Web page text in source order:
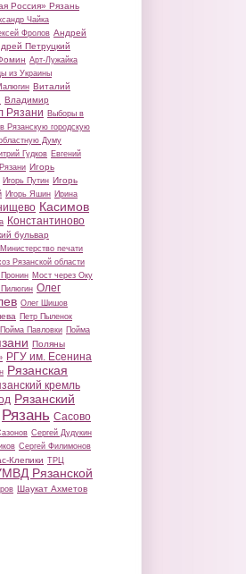
Россия» Рязань
Чайка
Фролов Андрей
Петруцкий
Арт-Лужайка
из Украины
Виталий
Владимир
Рязани Выборы в
Рязанскую городскую
Думу
Гудков Евгений
Игорь
Игорь Путин Игорь
Игорь Яшин Ирина
Касимов
Константиново
бульвар
Министерство печати
Рязанской области
Мост через Оку
Олег
Олег Шишов
Петр Пыленок
Пойма Павловки Пойма
Поляны
РГУ им. Есенина
Рязанская
кремль
Рязанский
Рязань Сасово
Сергей Дудукин
Сергей Филимонов
Клепики ТРЦ
Рязанской
Шаукат Ахметов